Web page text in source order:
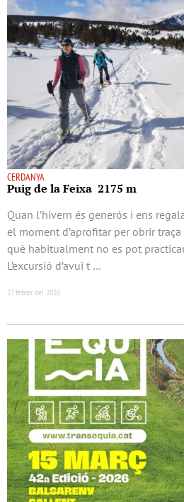
CERDANYA
Puig de la Feixa 2175 m
Quan l’hivern és generós i ens
el moment d’aprofitar per obrir
què habitualment no es pot
L’excursió d’avui t …
27 febrer del 2026